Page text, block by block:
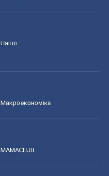
Напої
Макроекономіка
MAMACLUB